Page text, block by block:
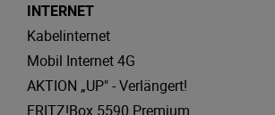
INTERNET
Kabelinternet
Mobil Internet 4G
AKTION „UP" - Verlängert!
FRITZ!Box 5590 Premium